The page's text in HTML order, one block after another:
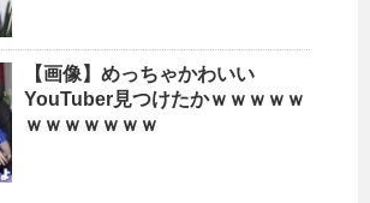
【画像】めっちゃかわいい
YouTuber見つけたかｗｗｗｗｗ
ｗｗｗｗｗｗｗ